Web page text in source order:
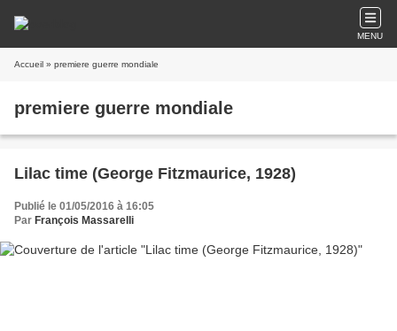
MENU
Accueil » premiere guerre mondiale
premiere guerre mondiale
Lilac time (George Fitzmaurice, 1928)
Publié le 01/05/2016 à 16:05
Par François Massarelli